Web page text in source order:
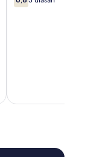
dari